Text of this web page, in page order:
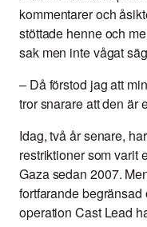
kommentarer och
stöttade henne och
sak men inte vågat
–Då förstod jag att
tror snarare att den är
Idag, två år senare,
restriktioner som varit
Gaza sedan 2007.
fortfarande
operation Cast Lead